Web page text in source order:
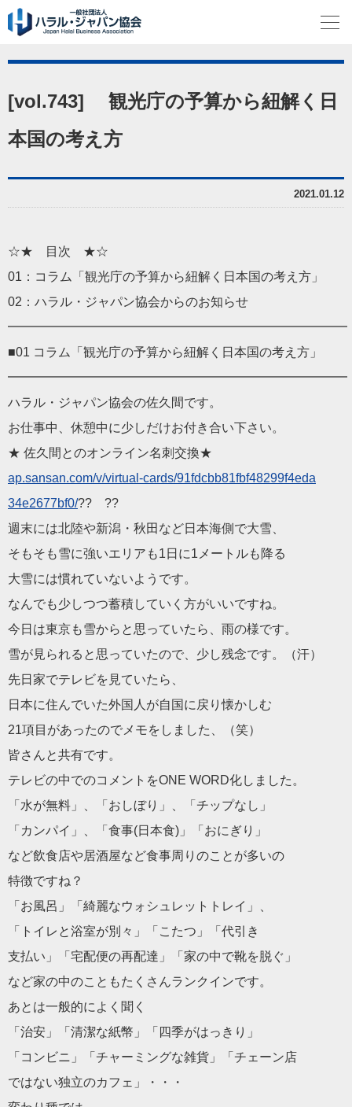
[vol.743] 観光庁の予算から紐解く日
本国の考え方
2021.01.12
☆★ 目次 ★☆
01：コラム「観光庁の予算から紐解く日本国の考え方」
02：ハラル・ジャパン協会からのお知らせ
━━━━━━━━━━━━━━━━━━━━━━━━━━━
■01 コラム「観光庁の予算から紐解く日本国の考え方」
━━━━━━━━━━━━━━━━━━━━━━━━━━━
ハラル・ジャパン協会の佐久間です。
お仕事中、休憩中に少しだけお付き合い下さい。
★ 佐久間とのオンライン名刺交換★
ap.sansan.com/v/virtua l-cards/91fdcbb81fbf48299f4eda
34e2677bf0/?? ??
週末には北陸や新潟・秋田など日本海側で大雪、
そもそも雪に強いエリアも1日に1メートルも降る
大雪には慣れていないようです。
なんでも少しつつ蓄積していく方がいいですね。
今日は東京も雪からと思っていたら、雨の様です。
雪が見られると思っていたので、少し残念です。（汗）
先日家でテレビを見ていたら、
日本に住んでいた外国人が自国に戻り懐かしむ
21項目があったのでメモをしました、（笑）
皆さんと共有です。
テレビの中でのコメントをONE WORD化しました。
「水が無料」、「おしぼり」、「チップなし」
「カンパイ」、「食事(日本食)」「おにぎり」
など飲食店や居酒屋など食事周りのことが多いの
特徴ですね？
「お風呂」「綺麗なウォシュレットトレイ」、
「トイレと浴室が別々」「こたつ」「代引き
支払い」「宅配便の再配達」「家の中で靴を脱ぐ」
など家の中のこともたくさんランクインです。
あとは一般的によく聞く
「治安」「清潔な紙幣」「四季がはっきり」
「コンビニ」「チャーミングな雑貨」「チェーン店
ではない独立のカフェ」・・・